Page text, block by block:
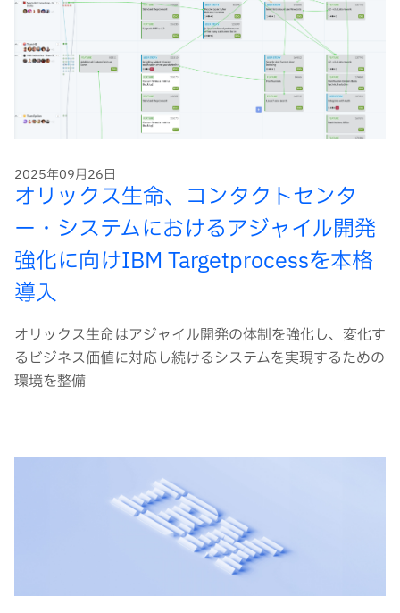
2025年09月26日
オリックス生命、コンタクトセンタ
ー・システムにおけるアジャイル開発
強化に向けIBM Targetprocessを本格
導入
オリックス生命はアジャイル開発の体制を強化し、変化す
るビジネス価値に対応し続けるシステムを実現するための
環境を整備